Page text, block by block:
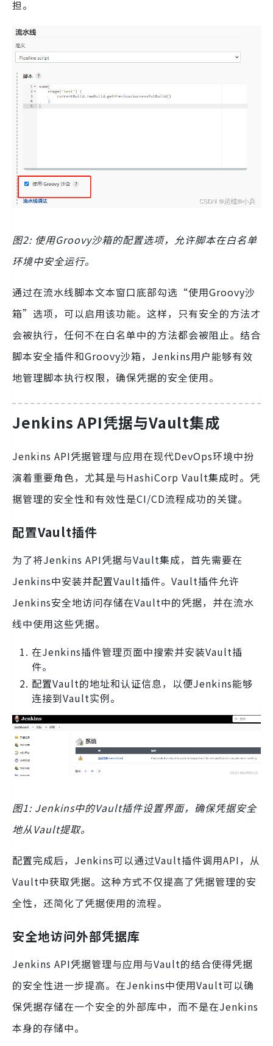
担。
图2: 使用Groovy沙箱的配置选项，允许脚本在白名单
环境中安全运行。
通过在流水线脚本文本窗口底部勾选“使用Groovy沙
箱”选项，可以启用该功能。这样，只有安全的方法才
会被执行，任何不在白名单中的方法都会被阻止。结合
脚本安全插件和Groovy沙箱，Jenkins用户能够有效
地管理脚本执行权限，确保凭据的安全使用。
Jenkins API凭据与Vault集成
Jenkins API凭据管理与应用在现代DevOps环境中扮
演着重要角色，尤其是与HashiCorp Vault集成时。凭
据管理的安全性和有效性是CI/CD流程成功的关键。
配置Vault插件
为了将Jenkins API凭据与Vault集成，首先需要在
Jenkins中安装并配置Vault插件。Vault插件允许
Jenkins安全地访问存储在Vault中的凭据，并在流水
线中使用这些凭据。
在Jenkins插件管理页面中搜索并安装Vault插
件。
配置Vault的地址和认证信息，以便Jenkins能够
连接到Vault实例。
图1: Jenkins中的Vault插件设置界面，确保凭据安全
地从Vault提取。
配置完成后，Jenkins可以通过Vault插件调用API，从
Vault中获取凭据。这种方式不仅提高了凭据管理的安
全性，还简化了凭据使用的流程。
安全地访问外部凭据库
Jenkins API凭据管理与应用与Vault的结合使得凭据
的安全性进一步提高。在Jenkins中使用Vault可以确
保凭据存储在一个安全的外部库中，而不是在Jenkins
本身的存储中。